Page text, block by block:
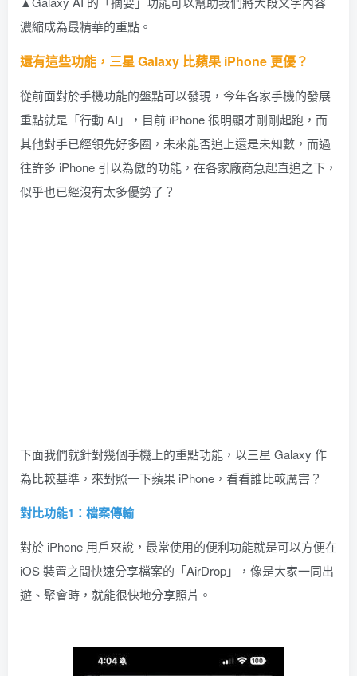
濃縮成為最精華的重點。
還有這些功能，三星 Galaxy 比蘋果 iPhone 更優？
從前面對於手機功能的盤點可以發現，今年各家手機的發展
重點就是「行動 AI」，目前 iPhone 很明顯才剛剛起跑，而
其他對手已經領先好多圈，未來能否追上還是未知數，而過
往許多 iPhone 引以為傲的功能，在各家廠商急起直追之下，
似乎也已經沒有太多優勢了？
下面我們就針對幾個手機上的重點功能，以三星 Galaxy 作
為比較基準，來對照一下蘋果 iPhone，看看誰比較厲害？
對比功能1：檔案傳輸
對於 iPhone 用戶來說，最常使用的便利功能就是可以方便在
iOS 裝置之間快速分享檔案的「AirDrop」，像是大家一同出
遊、聚會時，就能很快地分享照片。